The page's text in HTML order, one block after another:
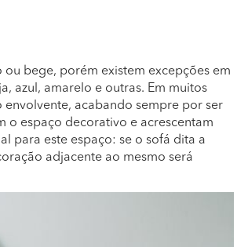
bege, porém existem excepções em
azul, amarelo e outras. Em muitos
envolvente, acabando sempre por ser
o espaço decorativo e acrescentam
para este espaço: se o sofá dita a
adjacente ao mesmo será